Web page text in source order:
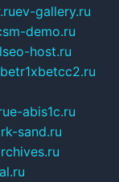
ev-gallery.ru
demo.ru
host.ru
e-abis1c.ru
sand.ru